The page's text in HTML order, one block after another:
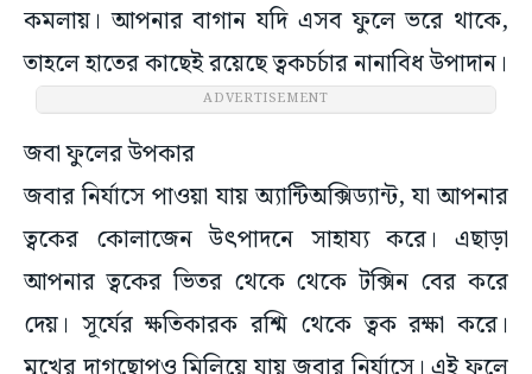
কমলায়। আপনার বাগান যদি এসব ফুলে ভরে থাকে,
তাহলে হাতের কাছেই রয়েছে ত্বকচর্চার নানাবিধ উপাদান।
ADVERTISEMENT
জবা ফুলের উপকার
জবার নির্যাসে পাওয়া যায় অ্যান্টিঅক্সিড্যান্ট, যা আপনার
ত্বকের কোলাজেন উৎপাদনে সাহায্য করে। এছাড়া
আপনার ত্বকের ভিতর থেকে থেকে টক্সিন বের করে
দেয়। সূর্যের ক্ষতিকারক রশ্মি থেকে ত্বক রক্ষা করে।